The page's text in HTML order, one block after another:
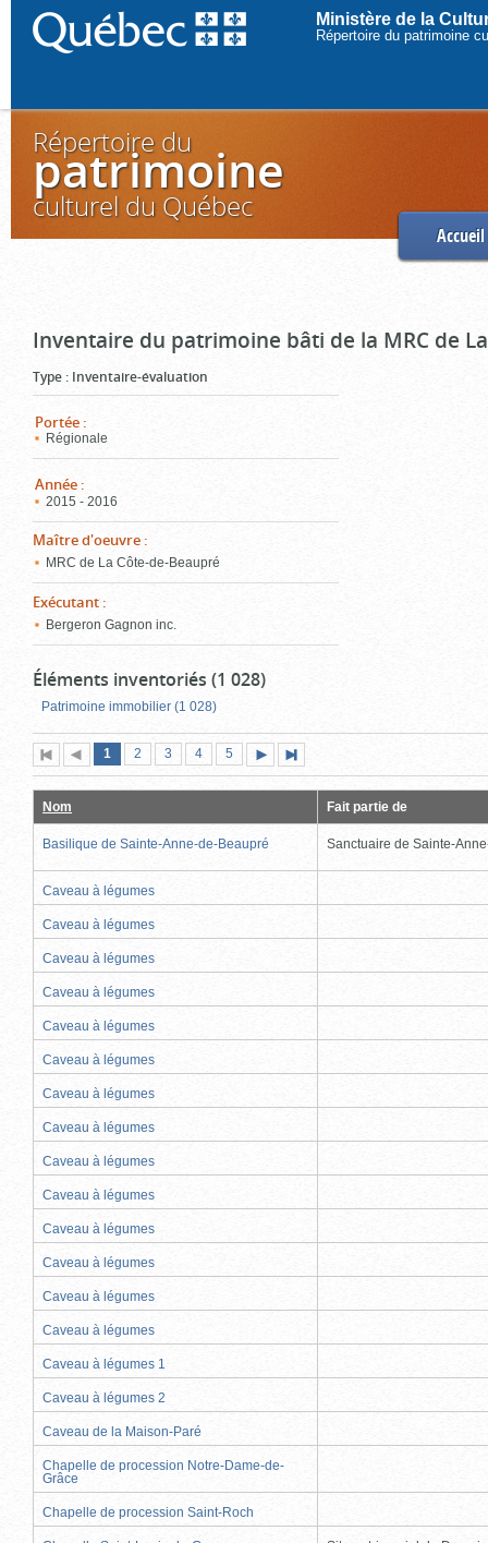
Ministère de la
Répertoire du patrimoine
Répertoire du
patrimoine
culturel du Québec
Accueil
Inventaire du patrimoine bâti de la MRC de
Type : Inventaire-évaluation
Portée :
Régionale
Année :
2015 - 2016
Maître d'oeuvre :
MRC de La Côte-de-Beaupré
Exécutant :
Bergeron Gagnon inc.
Éléments inventoriés (1 028)
Patrimoine immobilier (1 028)
Première
page
Page
précédente
Page
1 (page
actuelle)
Page
2 Page
3 Page
4 Page
5
suivante
page
Nom Fait partie de
Basilique de Sainte-Anne-de-Beaupré Sanctuaire de Sainte-
Caveau à légumes
Caveau à légumes
Caveau à légumes
Caveau à légumes
Caveau à légumes
Caveau à légumes
Caveau à légumes
Caveau à légumes
Caveau à légumes
Caveau à légumes
Caveau à légumes
Caveau à légumes
Caveau à légumes
Caveau à légumes
Caveau à légumes 1
Caveau à légumes 2
Caveau de la Maison-Paré
Chapelle de procession Notre-Dame-de-
Grâce
Chapelle de procession Saint-Roch